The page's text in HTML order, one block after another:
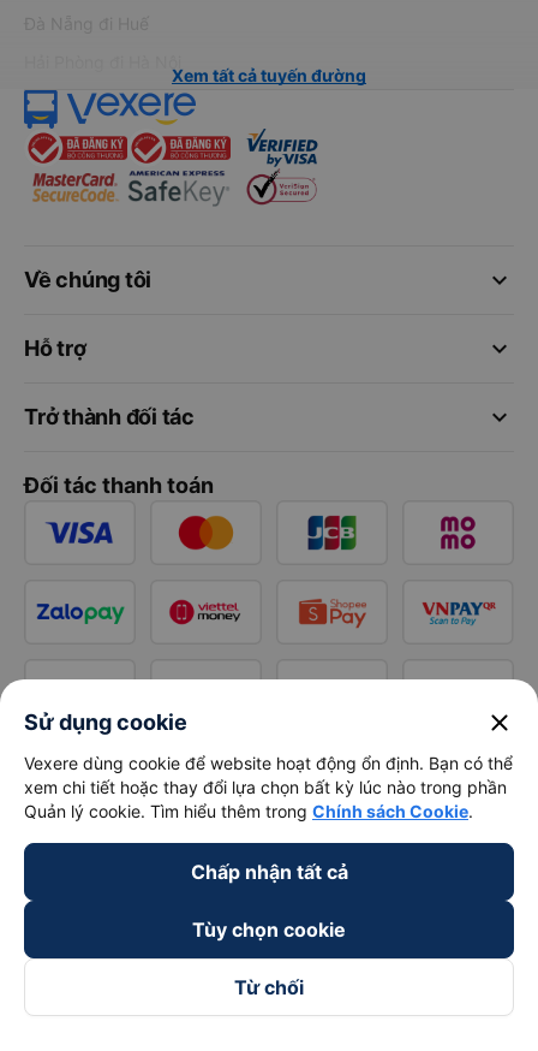
Đà Nẵng đi Huế
Xem tất cả tuyến đường
keyboard_arrow_down
Về chúng tôi
keyboard_arrow_down
Hỗ trợ
keyboard_arrow_down
Trở thành đối tác
Đối tác thanh toán
Sử dụng cookie close
Vexere dùng cookie để website hoạt động ổn định. Bạn có thể
xem chi tiết hoặc thay đổi lựa chọn bất kỳ lúc nào trong phần
Quản lý cookie. Tìm hiểu thêm trong Chính sách Cookie.
Chấp nhận tất cả
Tùy chọn cookie
Từ chối